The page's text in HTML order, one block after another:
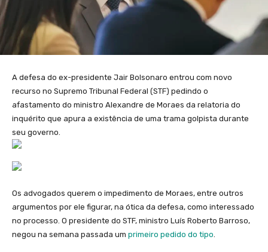
A defesa do ex-presidente Jair Bolsonaro entrou com novo
recurso no Supremo Tribunal Federal (STF) pedindo o
afastamento do ministro Alexandre de Moraes da relatoria do
inquérito que apura a existência de uma trama golpista durante
seu governo.
Os advogados querem o impedimento de Moraes, entre outros
argumentos por ele figurar, na ótica da defesa, como interessado
no processo. O presidente do STF, ministro Luís Roberto Barroso,
negou na semana passada um primeiro pedido do tipo